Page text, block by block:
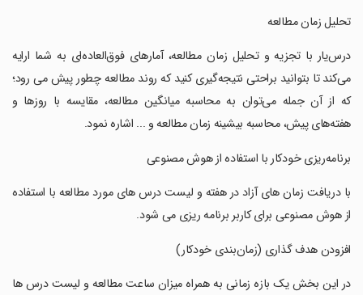
‏تحلیل زمان مطالعه
‏درس‌یار با تجزیه و تحلیل زمان مطالعه، آمارهای فوق‌العاده‌ای به شما ارایه
می‌کند تا بتوانید براحتی نتیجه‌گیری کنید که روند مطالعه چطور پیش می رود؛
که از آن جمله می‌توان به محاسبه میانگین مطالعه، مقایسه با روزها و
هفته‌های پیش، محاسبه بیشینه زمان مطالعه و ... اشاره نمود.
‏برنامه‌ریزی خودکار با استفاده از هوش مصنوعی
‏با دریافت زمان های آزاد در هفته و لیست درس های مورد مطالعه با استفاده
از هوش مصنوعی برای کاربر برنامه ریزی می شود.
‏افزودن هدف گذاری (زمان‌بندی خودکار)
‏در این بخش یک بازه زمانی به همراه میزان ساعت مطالعه و لیست درس ها